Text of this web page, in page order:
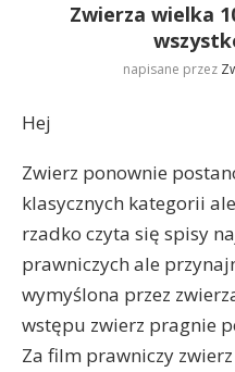
Zwierza wielka
napisane przez
Hej
Zwierz ponownie
klasycznych kategorii
rzadko czyta się spisy
prawniczych ale
wymyślona przez
wstępu zwierz pragnie
Za film prawniczy